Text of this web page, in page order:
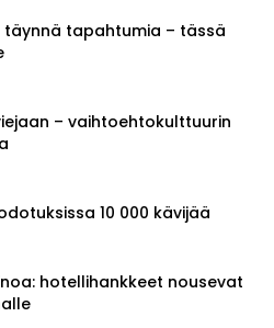
täynnä tapahtumia – tässä
– vaihtoehtokulttuurin
10 000 kävijää
hotellihankkeet nousevat